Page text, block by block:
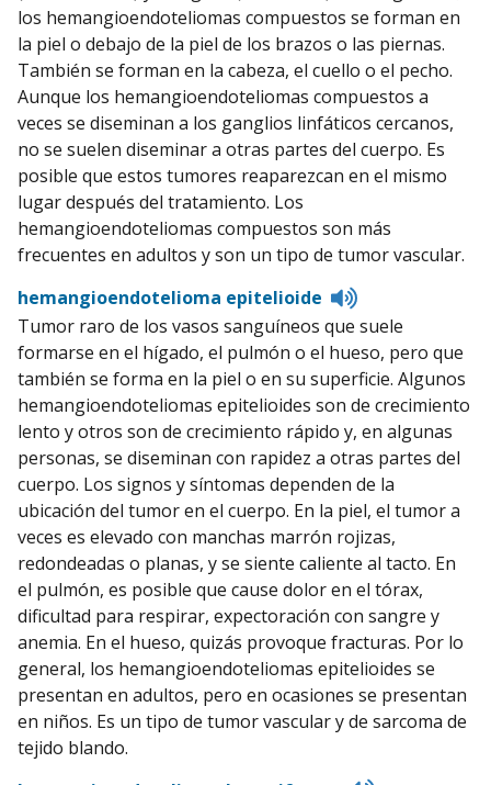
los hemangioendoteliomas compuestos se forman en
la piel o debajo de la piel de los brazos o las piernas.
También se forman en la cabeza, el cuello o el pecho.
Aunque los hemangioendoteliomas compuestos a
veces se diseminan a los ganglios linfáticos cercanos,
no se suelen diseminar a otras partes del cuerpo. Es
posible que estos tumores reaparezcan en el mismo
lugar después del tratamiento. Los
hemangioendoteliomas compuestos son más
frecuentes en adultos y son un tipo de tumor vascular.
hemangioendotelioma epitelioide
Listen
pronunciation
Tumor raro de los vasos sanguíneos que suele
formarse en el hígado, el pulmón o el hueso, pero que
también se forma en la piel o en su superficie. Algunos
hemangioendoteliomas epitelioides son de crecimiento
lento y otros son de crecimiento rápido y, en algunas
personas, se diseminan con rapidez a otras partes del
cuerpo. Los signos y síntomas dependen de la
ubicación del tumor en el cuerpo. En la piel, el tumor a
veces es elevado con manchas marrón rojizas,
redondeadas o planas, y se siente caliente al tacto. En
el pulmón, es posible que cause dolor en el tórax,
dificultad para respirar, expectoración con sangre y
anemia. En el hueso, quizás provoque fracturas. Por lo
general, los hemangioendoteliomas epitelioides se
presentan en adultos, pero en ocasiones se presentan
en niños. Es un tipo de tumor vascular y de sarcoma de
tejido blando.